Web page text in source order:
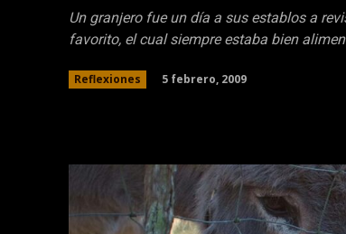
Un granjero fue un día a sus establos a
favorito, el cual siempre estaba bien
Reflexiones 5 febrero, 2009